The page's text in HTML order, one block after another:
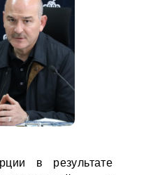
в результате